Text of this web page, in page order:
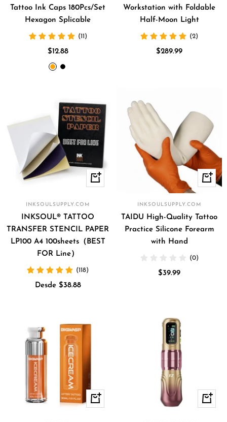
Tattoo Ink Caps 180Pcs/Set
Hexagon Splicable
(11)
Precio
de
$12.88
orange
black
Workstation with Foldable
Half-Moon Light
(2)
Precio
$289.99
Vista
INKSOULSUPPLY.COM
INKSOUL® TATTOO
TRANSFER STENCIL PAPER
LP100 A4 100sheets（BEST
FOR Line）
(118)
Precio
Desde $38.88
+
INKSOULSUPPLY.COM
TAIDU High-Quality Tattoo
Practice Silicone Forearm
with Hand
(0)
Precio
$39.99
Vista
Vista